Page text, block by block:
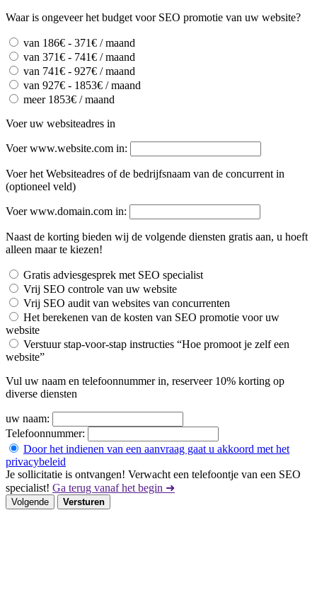
Waar is ongeveer het budget voor SEO promotie van uw website?
van 186€ - 371€ / maand
van 371€ - 741€ / maand
van 741€ - 927€ / maand
van 927€ - 1853€ / maand
meer 1853€ / maand
Voer uw websiteadres in
Voer www.website.com in:
Voer het Websiteadres of de bedrijfsnaam van de concurrent in
(optioneel veld)
Voer www.domain.com in:
Naast de korting bieden wij de volgende diensten gratis aan, u hoeft
alleen maar te kiezen!
Gratis adviesgesprek met SEO specialist
Vrij SEO controle van uw website
Vrij SEO audit van websites van concurrenten
Het berekenen van de kosten van SEO promotie voor uw
website
Verstuur stap-voor-stap instructies “Hoe promoot je zelf een
website”
Vul uw naam en telefoonnummer in, reserveer 10% korting op
diverse diensten
uw naam:
Telefoonnummer:
Door het indienen van een aanvraag gaat u akkoord met het
privacybeleid
Je sollicitatie is ontvangen! Verwacht een telefoontje van een SEO
specialist! Ga terug vanaf het begin ➜
Volgende Versturen